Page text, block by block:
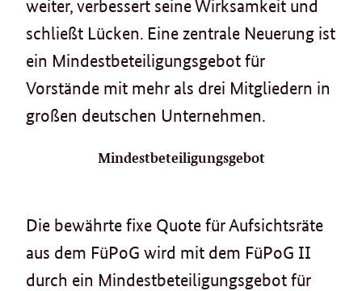
weiter, verbessert seine Wirksamkeit und
schließt Lücken. Eine zentrale Neuerung ist
ein Mindestbeteiligungsgebot für
Vorstände mit mehr als drei Mitgliedern in
großen deutschen Unternehmen.
Mindestbeteiligungsgebot
Die bewährte fixe Quote für Aufsichtsräte
aus dem FüPoG wird mit dem FüPoG II
durch ein Mindestbeteiligungsgebot für